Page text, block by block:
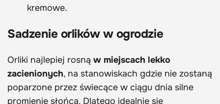
kremowe.
Sadzenie orlików w ogrodzie
Orliki najlepiej rosną w miejscach lekko
zacienionych, na stanowiskach gdzie nie zostaną
poparzone przez świecące w ciągu dnia silne
promienie słońca. Dlatego idealnie się